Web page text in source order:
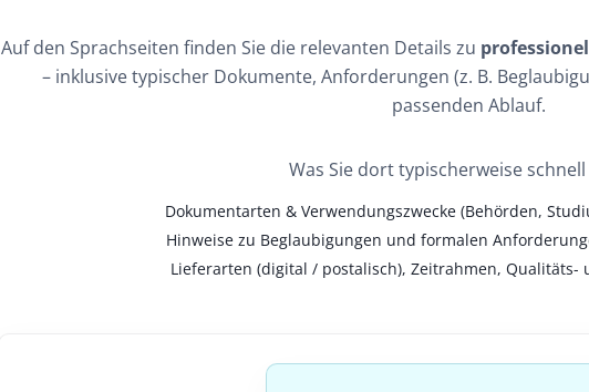
Auf den Sprachseiten finden Sie die relevanten Details zu
– inklusive typischer Dokumente, Anforderungen (z. B.
passenden Ablauf.
Was Sie dort typischerweise
Dokumentarten & Verwendungszwecke (Behörden,
Hinweise zu Beglaubigungen und formalen
Lieferarten (digital / postalisch), Zeitrahmen, Qualitäts-